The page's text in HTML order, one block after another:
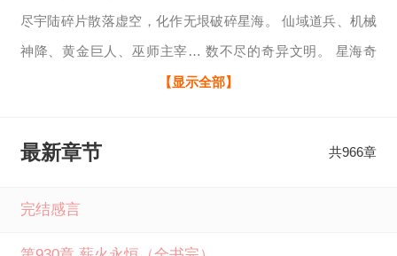
尽宇陆碎片散落虚空，化作无垠破碎星海。 仙域道兵、机械
神降、黄金巨人、巫师主宰… 数不尽的奇异文明。 星海奇
物、基因药剂、外殖装甲、浮陆本源… 遍地可见的稀世珍
星舰、超维母舰… 层次分明的薪火飞舰。 纵横星海，从薪火
供，如果您喜欢全民星海时代山高地迥最新章节，请分享给
【显示全部】
最新章节 共966章
完结感言